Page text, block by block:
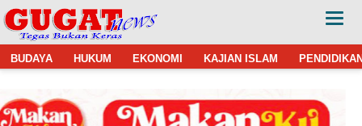
BUDAYA HUKUM EKONOMI KAJIAN ISLAM